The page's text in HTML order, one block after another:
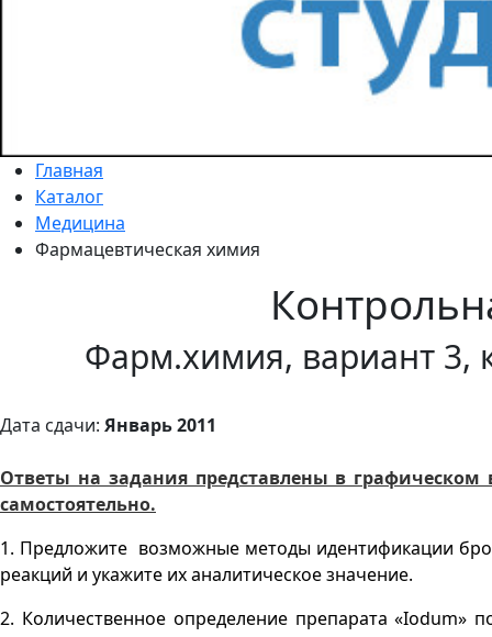
Главная
Каталог
Медицина
Фармацевтическая химия
Фарм.химия, вариант 3,
Дата сдачи: Январь 2011
Ответы на задания представлены в
самостоятельно.
1. Предложите возможные методы идентификации
реакций и укажите их аналитическое значение.
2. Количественное определение препарата «Iodum»